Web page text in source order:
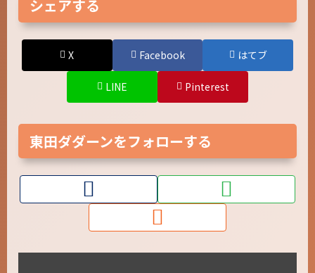
シェアする
X Facebook はてブ
LINE Pinterest
東田ダダーンをフォローする